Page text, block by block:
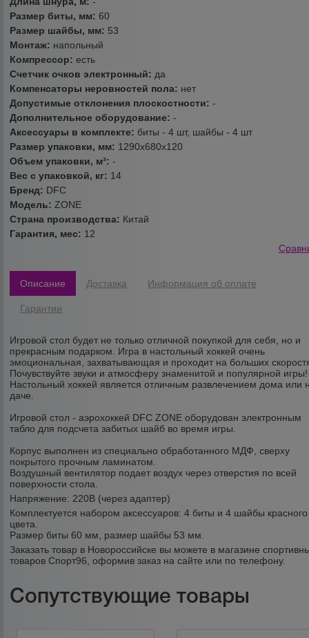
Размер биты, мм:60
Размер шайбы, мм: 53
Монтаж: напольный
Компрессор:есть
Счетчик очков электронный: да
Компенсаторы неровностей пола: нет
Допустимые отклонения плоскостности:-
Дополнительное оборудование:-
Аксессуары в комплекте: биты - 4 шт, шайбы - 4 шт
Размер упаковки, мм: 1290х680х120
Объем упаковки, м³:-
Вес с упаковкой, кг: 14
Бренд: DFC
Модель: ZONE
Страна производства: Китай
Гарантия, мес: 12
Описание Доставка Информация об оплате
Гарантии
Игровой стол будет не только отличной покупкой для себя, но и
прекрасным подарком. Игра в настольный хоккей очень
эмоциональная, захватывающая и проходит на больших
Почувствуйте звуки и атмосферу знаменитой и популярной игры!
Настольный хоккей является отличным развлечением дома или
даче.
Игровой стол - аэрохоккей DFC ZONE оборудован электронным
табло для подсчета забитых шайб во время игры.
Корпус выполнен из специально обработанного МДФ, сверху
покрытого прочным ламинатом.
Воздушный вентилятор подает воздух через отверстия по всей
поверхности стола.
Напряжение: 220В (через адаптер)
Комплектуется набором аксессуаров: 4 биты и 4 шайбы красного
цвета.
Размер биты 60 мм, размер шайбы 53 мм.
Заказать товар в Новороссийске вы можете в магазине
товаров Спорт96, оформив заказ на сайте или по телефону.
Сопутствующие товары